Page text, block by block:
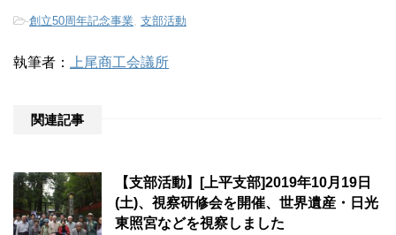
-創立50周年記念事業 支部活動
執筆者： 上尾商工会議所
関連記事
【支部活動】[上平支部]2019年10月19日
(土)、視察研修会を開催、世界遺産・日光
東照宮などを視察しました